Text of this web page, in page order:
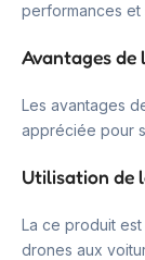
performances et
Avantages de
Les avantages
appréciée pour
Utilisation de
La ce produit
drones aux